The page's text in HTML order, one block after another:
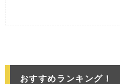
おすすめランキング！